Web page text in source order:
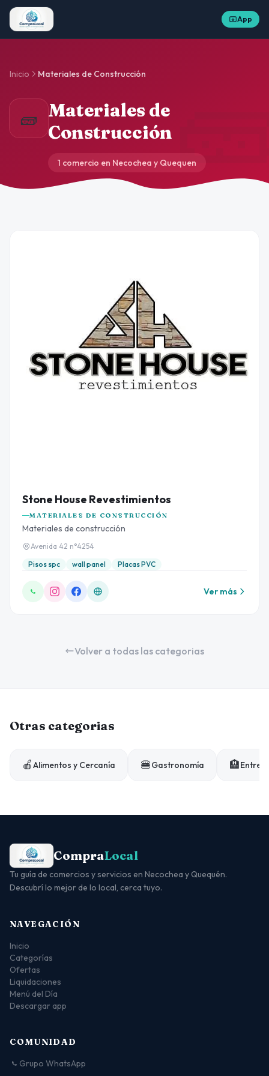
App
Inicio Materiales de Construcción
🧱 Materiales de
Construcción
1 comercio en Necochea y Quequen
Stone House Revestimientos
MATERIALES DE CONSTRUCCIÓN
Materiales de construcción
Avenida 42 n°4254
Pisos spc
wall panel Placas PVC
Ver más
Volver a todas las categorias
Otras categorias
🍎Alimentos y Cercanía 🍔Gastronomía 🏨
CompraLocal
Tu guía de comercios y servicios en Necochea y Quequén.
Descubrí lo mejor de lo local, cerca tuyo.
NAVEGACIÓN
Inicio
Categorías
Ofertas
Liquidaciones
Menú del Día
Descargar app
COMUNIDAD
Grupo WhatsApp